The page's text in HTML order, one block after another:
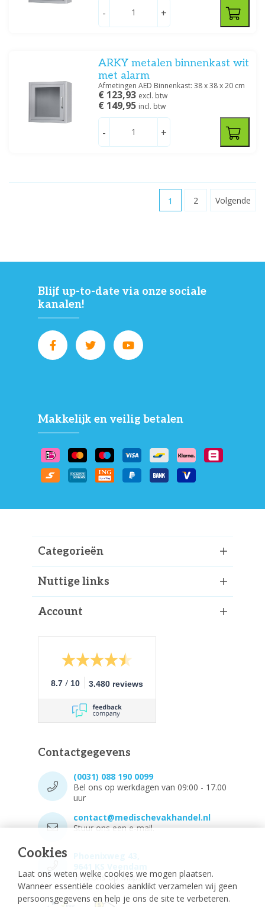
Cookies
Laat ons weten welke cookies we mogen plaatsen.
Wanneer essentiële cookies aanklikt verzamelen wij geen
persoonsgegevens en help je ons de site te verbeteren.
- +
ARKY metalen binnenkast wit
met alarm
Afmetingen AED Binnenkast: 38 x 38 x 20 cm
€ 123,93 excl. btw
€ 149,95 incl. btw
- +
1 2 Volgende
Blijf up-to-date via onze sociale
kanalen!
Makkelijk en veilig betalen
Categorieën
Nuttige links
Account
8.7 / 10 3.480 reviews
Contactgegevens
(0031) 088 190 0099
Bel ons op werkdagen van 09:00 - 17.00
uur
contact@medischevakhandel.nl
Stuur ons een e-mail.
Vind ons op Maps.